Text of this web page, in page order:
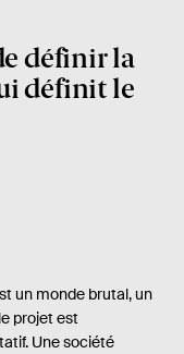
définir la
définit le
un monde brutal, un
projet est
Une société